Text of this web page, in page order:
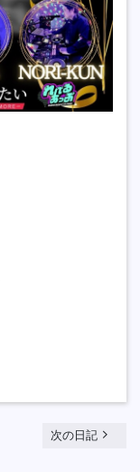
次の日記 navigate_next